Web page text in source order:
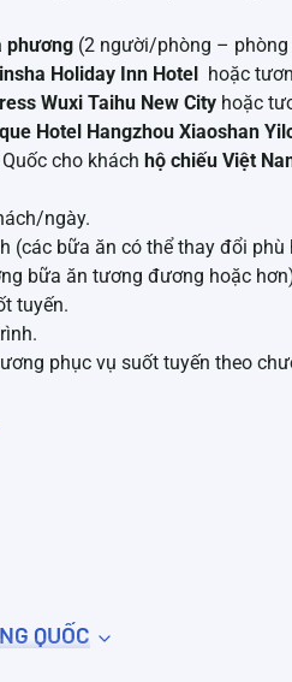
phương (2 người/phòng –
Holiday Inn Hotel hoặc
Wuxi Taihu New City hoặc
Hotel Hangzhou Xiaoshan
cho khách hộ chiếu Việt
ngày.
(các bữa ăn có thể thay đổi
bữa ăn tương đương hoặc
tuyến.
phục vụ suốt tuyến theo
QUỐC